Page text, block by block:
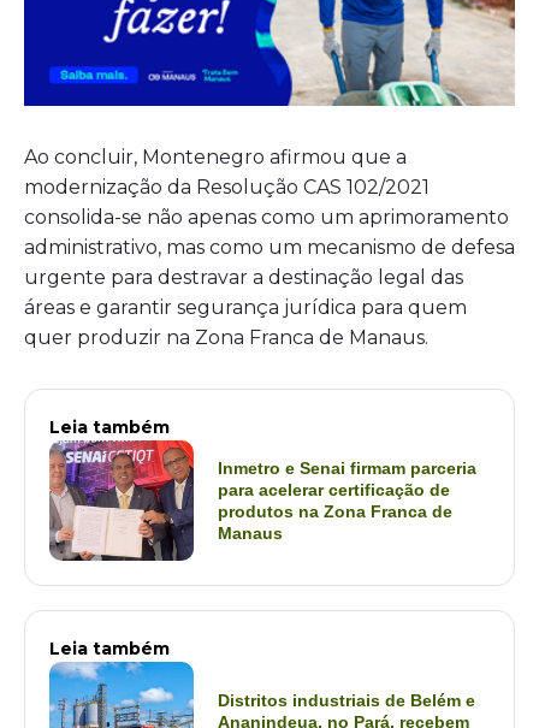
Ao concluir, Montenegro afirmou que a
modernização da Resolução CAS 102/2021
consolida-se não apenas como um aprimoramento
administrativo, mas como um mecanismo de defesa
urgente para destravar a destinação legal das
áreas e garantir segurança jurídica para quem
quer produzir na Zona Franca de Manaus.
Leia também
Inmetro e Senai firmam parceria
para acelerar certificação de
produtos na Zona Franca de
Manaus
Leia também
Distritos industriais de Belém e
Ananindeua, no Pará, recebem